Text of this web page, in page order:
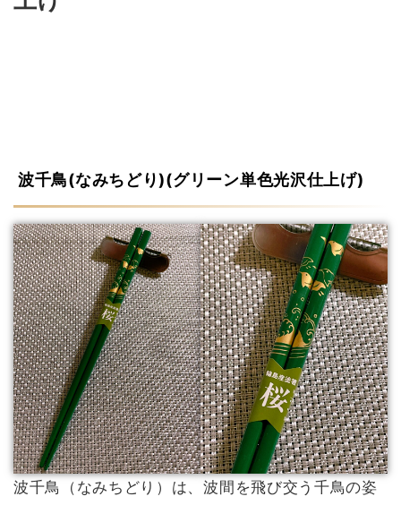
波千鳥(なみちどり)(グリーン単色光沢仕上げ)
波千鳥（なみちどり）は、波間を飛び交う千鳥の姿